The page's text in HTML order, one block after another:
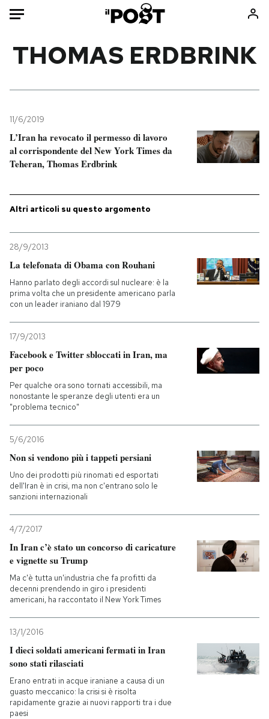
Mondo
Politica
Tecnologia
Internet
Cultura
Consumismi
Storie/Idee
PODCAST
NEWSLETTER
I MIEI PREFERITI
SHOP
CALENDARIO
AREA PERSONALE
Entra
THOMAS ERDBRINK
11/6/2019
L’Iran ha revocato il permesso di lavoro
al corrispondente del New York Times da
Teheran, Thomas Erdbrink
Altri articoli su questo argomento
28/9/2013
La telefonata di Obama con Rouhani
Hanno parlato degli accordi sul nucleare: è la
prima volta che un presidente americano parla
con un leader iraniano dal 1979
17/9/2013
Facebook e Twitter sbloccati in Iran, ma
per poco
Per qualche ora sono tornati accessibili, ma
nonostante le speranze degli utenti era un
"problema tecnico"
5/6/2016
Non si vendono più i tappeti persiani
Uno dei prodotti più rinomati ed esportati
dell'Iran è in crisi, ma non c'entrano solo le
sanzioni internazionali
4/7/2017
In Iran c’è stato un concorso di caricature
e vignette su Trump
Ma c'è tutta un'industria che fa profitti da
decenni prendendo in giro i presidenti
americani, ha raccontato il New York Times
13/1/2016
I dieci soldati americani fermati in Iran
sono stati rilasciati
Erano entrati in acque iraniane a causa di un
guasto meccanico: la crisi si è risolta
rapidamente grazie ai nuovi rapporti tra i due
paesi